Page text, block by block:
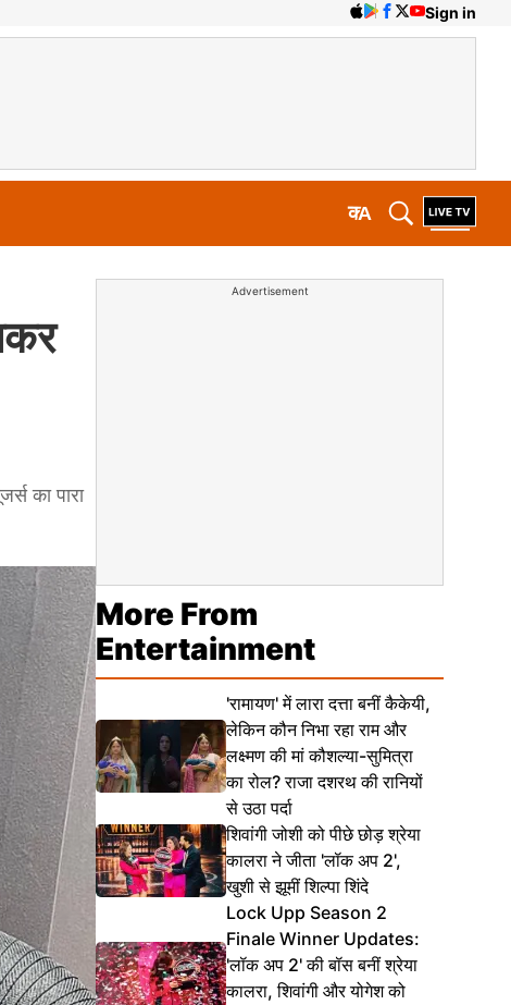
Sign in
A
क
का पारा
Advertisement
More From
Entertainment
'रामायण' में लारा दत्ता बनीं कैकेयी,
लेकिन कौन निभा रहा राम और
लक्ष्मण की मां कौशल्या-सुमित्रा
का रोल? राजा दशरथ की रानियों
से उठा पर्दा
शिवांगी जोशी को पीछे छोड़ श्रेया
कालरा ने जीता 'लॉक अप 2',
खुशी से झूमीं शिल्पा शिंदे
Lock Upp Season 2
Finale Winner Updates:
'लॉक अप 2' की बॉस बनीं श्रेया
कालरा, शिवांगी और योगेश को